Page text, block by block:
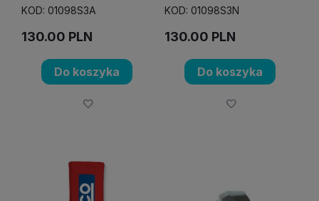
KOD: 01098S3A
130.00 PLN
Do koszyka
KOD: 01098S3N
130.00 PLN
Do koszyka